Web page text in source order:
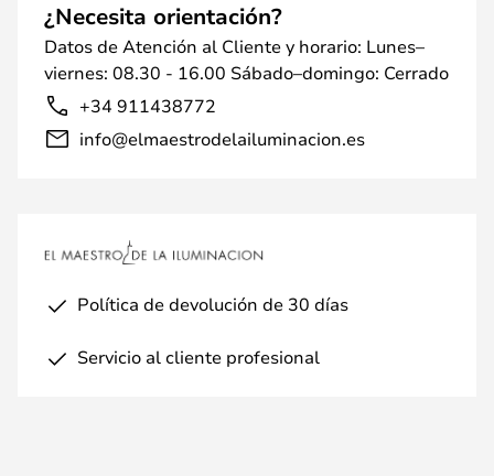
¿Necesita orientación?
Datos de Atención al Cliente y horario: Lunes–
viernes: 08.30 - 16.00 Sábado–domingo: Cerrado
+34 911438772
info@elmaestrodelailuminacion.es
Política de devolución de 30 días
Servicio al cliente profesional